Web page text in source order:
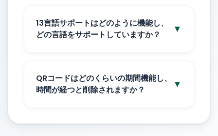
13言語サポートはどのように機能し、
どの言語をサポートしていますか？
▼
QRコードはどのくらいの期間機能し、
時間が経つと削除されますか？
▼